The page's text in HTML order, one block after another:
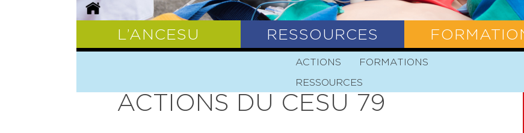
L’ANCESU
HISTOIRE MISSION VALEURS
RESSOURCES
ACTIONS FORMATIONS
RESSOURCES
ACTIONS DU CESU 79